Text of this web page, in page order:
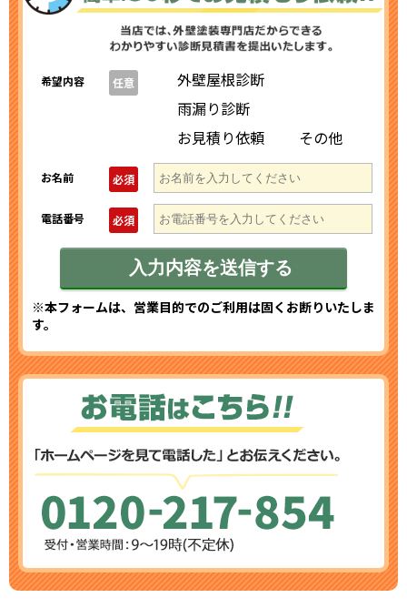
希望内容 任意
外壁屋根診断
雨漏り診断
お見積り依頼
その他
お名前 必須
電話番号 必須
※本フォームは、営業目的でのご利用は固くお断りいたしま
す。